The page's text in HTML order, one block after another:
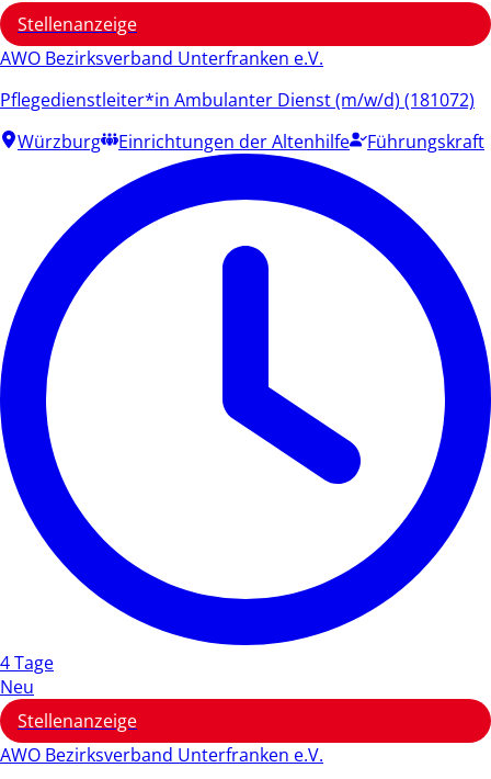
Stellenanzeige
AWO Bezirksverband Unterfranken e.V.
Pflegedienstleiter*in Ambulanter Dienst (m/w/d) (181072)
Würzburg
Einrichtungen der Altenhilfe Führungskraft
4 Tage
Neu
Stellenanzeige
AWO Bezirksverband Unterfranken e.V.